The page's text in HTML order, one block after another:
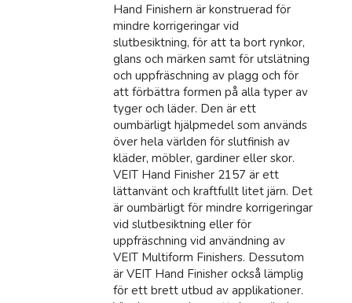
Hand Finishern är konstruerad för
mindre korrigeringar vid
slutbesiktning, för att ta bort rynkor,
glans och märken samt för utslätning
och uppfräschning av plagg och för
att förbättra formen på alla typer av
tyger och läder. Den är ett
oumbärligt hjälpmedel som används
över hela världen för slutfinish av
kläder, möbler, gardiner eller skor.
VEIT Hand Finisher 2157 är ett
lättanvänt och kraftfullt litet järn. Det
är oumbärligt för mindre korrigeringar
vid slutbesiktning eller för
uppfräschning vid användning av
VEIT Multiform Finishers. Dessutom
är VEIT Hand Finisher också lämplig
för ett brett utbud av applikationer.